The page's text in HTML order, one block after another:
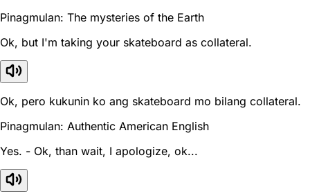
Pinagmulan: The mysteries of the Earth
Ok, but I'm taking your skateboard as collateral.
Ok, pero kukunin ko ang skateboard mo bilang collateral.
Pinagmulan: Authentic American English
Yes. - Ok, than wait, I apologize, ok...